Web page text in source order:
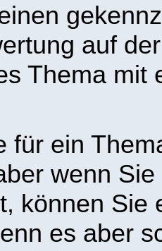
auf
Thema mit
für ein
wenn
können Sie
es aber